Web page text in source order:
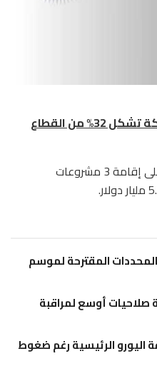
الشايع: القيمة السوقية للشركة تشكل 32% من القطاع
تعكف شركة “المباني” الكويتية على إقامة 3 مشروعات
المقترحة لموسم
صلاحيات أوسع لمراقبة
اليورو الرئيسية رغم ضغوط